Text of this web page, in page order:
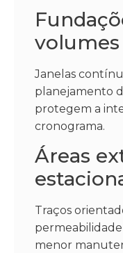
volumes
Janelas
planejamento
protegem a
cronograma.
Áreas
Traços
menor